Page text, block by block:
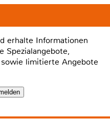
erhalte Informationen
Spezialangebote,
limitierte Angebote